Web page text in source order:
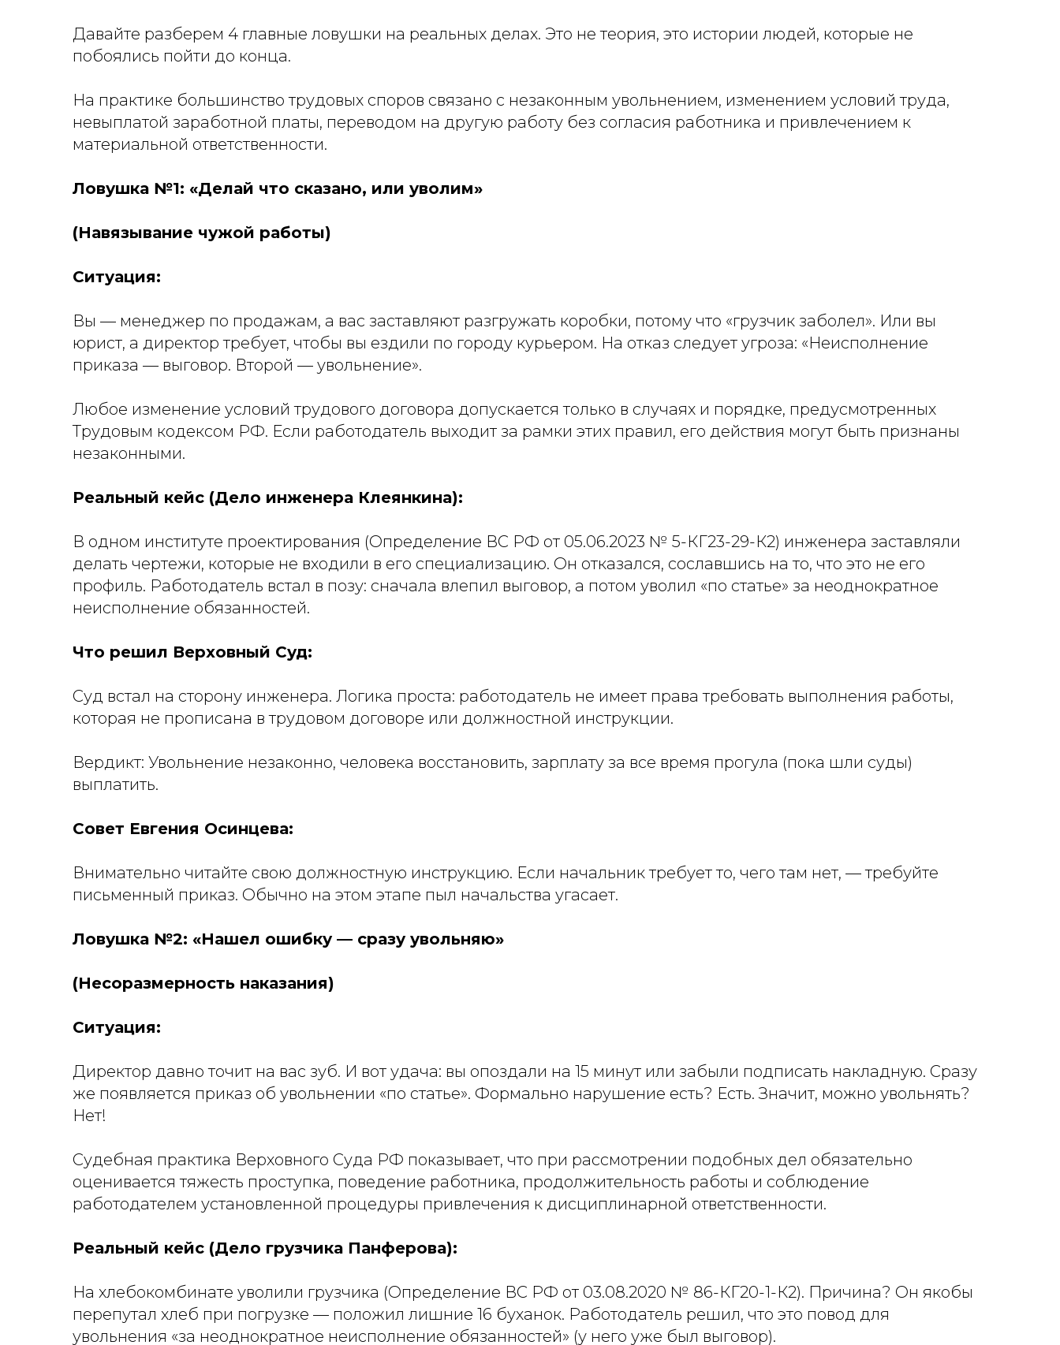
Давайте разберем 4 главные ловушки на реальных делах. Это не теория, это истории людей, которые не
побоялись пойти до конца.
На практике большинство трудовых споров связано с незаконным увольнением, изменением условий труда,
невыплатой заработной платы, переводом на другую работу без согласия работника и привлечением к
материальной ответственности.
Ловушка №1: «Делай что сказано, или уволим»
(Навязывание чужой работы)
Ситуация:
Вы — менеджер по продажам, а вас заставляют разгружать коробки, потому что «грузчик заболел». Или вы
юрист, а директор требует, чтобы вы ездили по городу курьером. На отказ следует угроза: «Неисполнение
приказа — выговор. Второй — увольнение».
Любое изменение условий трудового договора допускается только в случаях и порядке, предусмотренных
Трудовым кодексом РФ. Если работодатель выходит за рамки этих правил, его действия могут быть признаны
незаконными.
Реальный кейс (Дело инженера Клеянкина):
В одном институте проектирования (Определение ВС РФ от 05.06.2023 № 5-КГ23-29-К2) инженера заставляли
делать чертежи, которые не входили в его специализацию. Он отказался, сославшись на то, что это не его
профиль. Работодатель встал в позу: сначала влепил выговор, а потом уволил «по статье» за неоднократное
неисполнение обязанностей.
Что решил Верховный Суд:
Суд встал на сторону инженера. Логика проста: работодатель не имеет права требовать выполнения работы,
которая не прописана в трудовом договоре или должностной инструкции.
Вердикт: Увольнение незаконно, человека восстановить, зарплату за все время прогула (пока шли суды)
выплатить.
Совет Евгения Осинцева:
Внимательно читайте свою должностную инструкцию. Если начальник требует то, чего там нет, — требуйте
письменный приказ. Обычно на этом этапе пыл начальства угасает.
Ловушка №2: «Нашел ошибку — сразу увольняю»
(Несоразмерность наказания)
Ситуация:
Директор давно точит на вас зуб. И вот удача: вы опоздали на 15 минут или забыли подписать накладную. Сразу
же появляется приказ об увольнении «по статье». Формально нарушение есть? Есть. Значит, можно увольнять?
Нет!
Судебная практика Верховного Суда РФ показывает, что при рассмотрении подобных дел обязательно
оценивается тяжесть проступка, поведение работника, продолжительность работы и соблюдение
работодателем установленной процедуры привлечения к дисциплинарной ответственности.
Реальный кейс (Дело грузчика Панферова):
На хлебокомбинате уволили грузчика (Определение ВС РФ от 03.08.2020 № 86-КГ20-1-К2). Причина? Он якобы
перепутал хлеб при погрузке — положил лишние 16 буханок. Работодатель решил, что это повод для
увольнения «за неоднократное неисполнение обязанностей» (у него уже был выговор).